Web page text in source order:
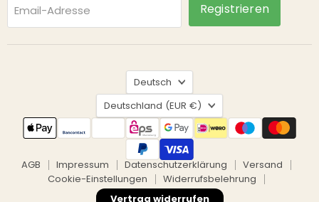
Email-Adresse Registrieren
Sprache
Deutsch
Land
Deutschland (EUR €)
AGB Impressum Datenschutzerklärung
Versand
Cookie-Einstellungen
Widerrufsbelehrung
Vertrag widerrufen